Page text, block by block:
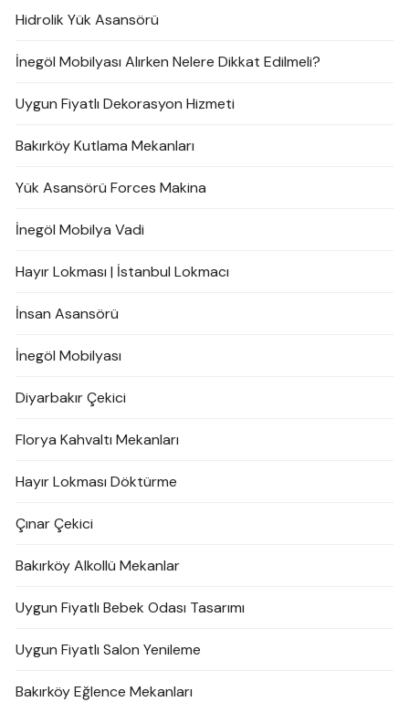
Hidrolik Yük Asansörü
İnegöl Mobilyası Alırken Nelere Dikkat Edilmeli?
Uygun Fiyatlı Dekorasyon Hizmeti
Bakırköy Kutlama Mekanları
Yük Asansörü Forces Makina
İnegöl Mobilya Vadi
Hayır Lokması | İstanbul Lokmacı
İnsan Asansörü
İnegöl Mobilyası
Diyarbakır Çekici
Florya Kahvaltı Mekanları
Hayır Lokması Döktürme
Çınar Çekici
Bakırköy Alkollü Mekanlar
Uygun Fiyatlı Bebek Odası Tasarımı
Uygun Fiyatlı Salon Yenileme
Bakırköy Eğlence Mekanları